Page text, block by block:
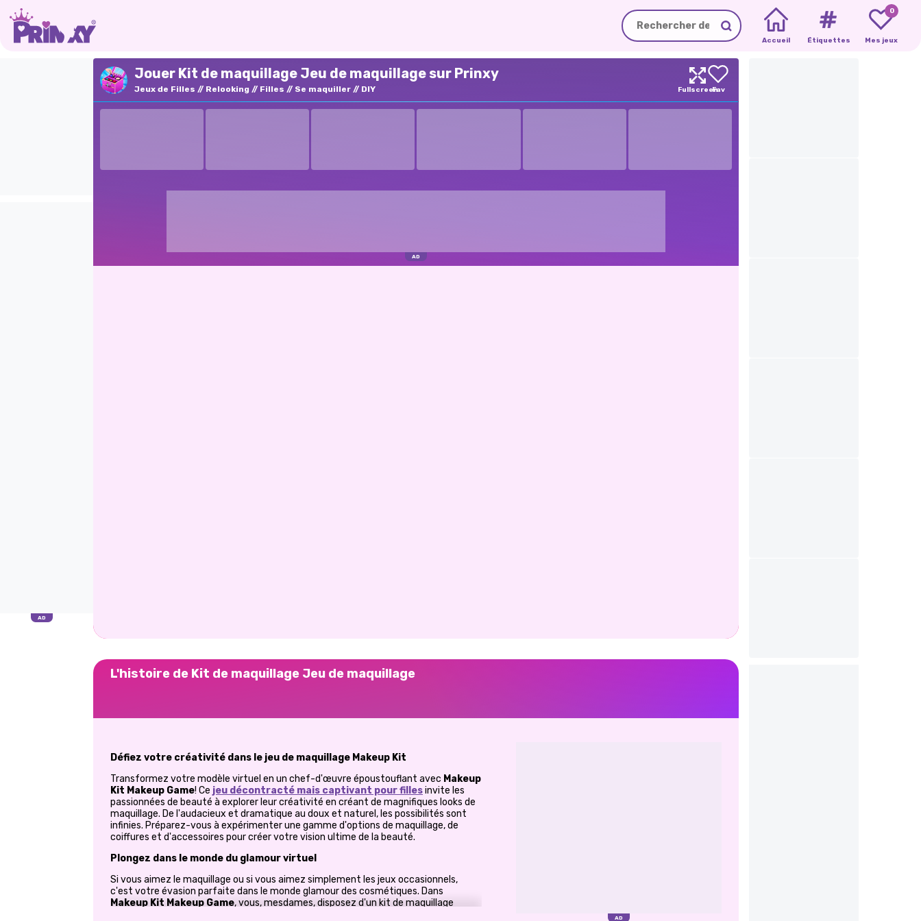
Accueil Étiquettes
0
Mes jeux
Jouer Kit de maquillage Jeu de maquillage sur Prinxy
Jeux de Filles Relooking Filles Se maquiller DIY
L'histoire de Kit de maquillage Jeu de maquillage
Défiez votre créativité dans le jeu de maquillage Makeup Kit
Transformez votre modèle virtuel en un chef-d'œuvre époustouflant avec Makeup
Kit Makeup Game! Ce jeu décontracté mais captivant pour fillesinvite les
passionnées de beauté à explorer leur créativité en créant de magnifiques looks de
maquillage. De l'audacieux et dramatique au doux et naturel, les possibilités sont
infinies. Préparez-vous à expérimenter une gamme d'options de maquillage, de
coiffures et d'accessoires pour créer votre vision ultime de la beauté.
Plongez dans le monde du glamour virtuel
Si vous aimez le maquillage ou si vous aimez simplement les jeux occasionnels,
c'est votre évasion parfaite dans le monde glamour des cosmétiques. Dans
Makeup Kit Makeup Game, vous, mesdames, disposez d'un kit de maquillage